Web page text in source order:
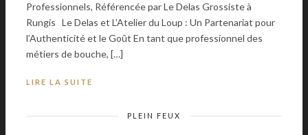
Professionnels, Référencée par Le Delas Grossiste à
Rungis Le Delas et L’Atelier du Loup : Un Partenariat pour
l’Authenticité et le Goût En tant que professionnel des
métiers de bouche, […]
LIRE LA SUITE
PLEIN FEUX